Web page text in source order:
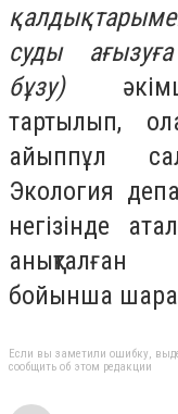
суды
бұзу)
тартылып,
айыппұл
Экология
негізінде
бойынша
Если вы заметили ошибку,
сообщить об этом редакции